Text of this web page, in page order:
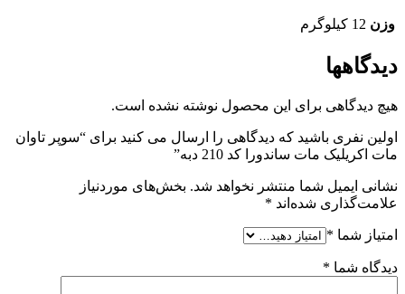
وزن 12 کیلوگرم
دیدگاهها
هیچ دیدگاهی برای این محصول نوشته نشده است.
اولین نفری باشید که دیدگاهی را ارسال می کنید برای “سوپر تاوان
مات اکریلیک مات ساندورا کد 210 دبه”
نشانی ایمیل شما منتشر نخواهد شد. بخش‌های موردنیاز
علامت‌گذاری شده‌اند *
امتیاز شما *
دیدگاه شما *